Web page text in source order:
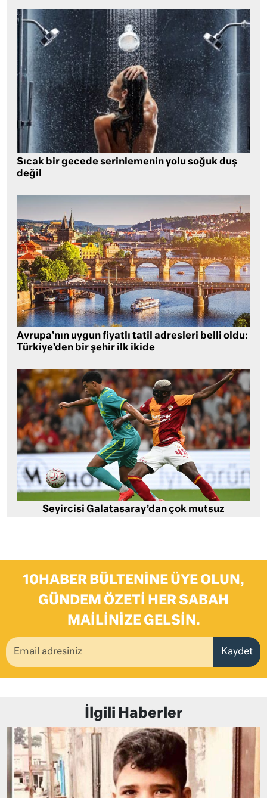
Sıcak bir gecede serinlemenin yolu soğuk duş
değil
Avrupa’nın uygun fiyatlı tatil adresleri belli oldu:
Türkiye’den bir şehir ilk ikide
Seyircisi Galatasaray’dan çok mutsuz
10HABER BÜLTENINE ÜYE OLUN,
GÜNDEM ÖZETI HER SABAH
MAILINIZE GELSIN.
Kaydet
İlgili Haberler